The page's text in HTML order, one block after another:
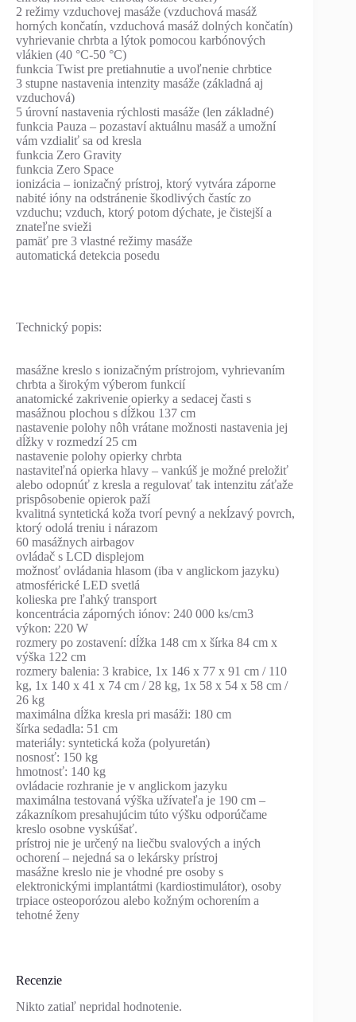
2 režimy vzduchovej masáže (vzduchová masáž
horných končatín, vzduchová masáž dolných končatín)
vyhrievanie chrbta a lýtok pomocou karbónových
vlákien (40 °C-50 °C)
funkcia Twist pre pretiahnutie a uvoľnenie chrbtice
3 stupne nastavenia intenzity masáže (základná aj
vzduchová)
5 úrovní nastavenia rýchlosti masáže (len základné)
funkcia Pauza – pozastaví aktuálnu masáž a umožní
vám vzdialiť sa od kresla
funkcia Zero Gravity
funkcia Zero Space
ionizácia – ionizačný prístroj, ktorý vytvára záporne
nabité ióny na odstránenie škodlivých častíc zo
vzduchu; vzduch, ktorý potom dýchate, je čistejší a
znateľne svieži
pamäť pre 3 vlastné režimy masáže
automatická detekcia posedu
Technický popis:
masážne kreslo s ionizačným prístrojom, vyhrievaním
chrbta a širokým výberom funkcií
anatomické zakrivenie opierky a sedacej časti s
masážnou plochou s dĺžkou 137 cm
nastavenie polohy nôh vrátane možnosti nastavenia jej
dĺžky v rozmedzí 25 cm
nastavenie polohy opierky chrbta
nastaviteľná opierka hlavy – vankúš je možné preložiť
alebo odopnúť z kresla a regulovať tak intenzitu záťaže
prispôsobenie opierok paží
kvalitná syntetická koža tvorí pevný a nekĺzavý povrch,
ktorý odolá treniu i nárazom
60 masážnych airbagov
ovládač s LCD displejom
možnosť ovládania hlasom (iba v anglickom jazyku)
atmosférické LED svetlá
kolieska pre ľahký transport
koncentrácia záporných iónov: 240 000 ks/cm3
výkon: 220 W
rozmery po zostavení: dĺžka 148 cm x šírka 84 cm x
výška 122 cm
rozmery balenia: 3 krabice, 1x 146 x 77 x 91 cm / 110
kg, 1x 140 x 41 x 74 cm / 28 kg, 1x 58 x 54 x 58 cm /
26 kg
maximálna dĺžka kresla pri masáži: 180 cm
šírka sedadla: 51 cm
materiály: syntetická koža (polyuretán)
nosnosť: 150 kg
hmotnosť: 140 kg
ovládacie rozhranie je v anglickom jazyku
maximálna testovaná výška užívateľa je 190 cm –
zákazníkom presahujúcim túto výšku odporúčame
kreslo osobne vyskúšať.
prístroj nie je určený na liečbu svalových a iných
ochorení – nejedná sa o lekársky prístroj
masážne kreslo nie je vhodné pre osoby s
elektronickými implantátmi (kardiostimulátor), osoby
trpiace osteoporózou alebo kožným ochorením a
tehotné ženy
Recenzie
Nikto zatiaľ nepridal hodnotenie.